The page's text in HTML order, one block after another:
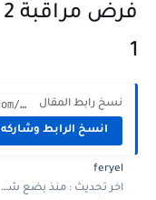
1
نسخ رابط المقال https://secondaire.masartamayoz.com/2023/01/devoir-controle-2-histoire-1ere-annee-1-.html?m=1
انسخ الرابط وشاركه
feryel
اخر تحديث :منذ بضع شهور